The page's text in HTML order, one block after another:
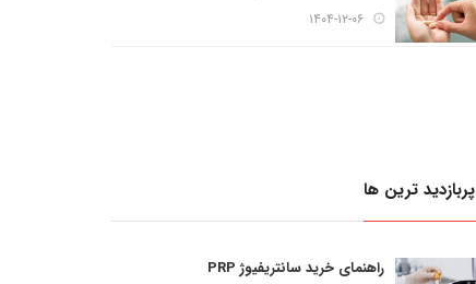
۱۴۰۴-۱۲-۰۶
پربازدید ترین ها
راهنمای خرید سانتریفیوژ PRP